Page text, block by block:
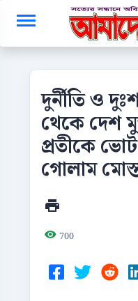
দুর্নীতি ও
থেকে দেশ
প্রতীকে
গোলাম
700